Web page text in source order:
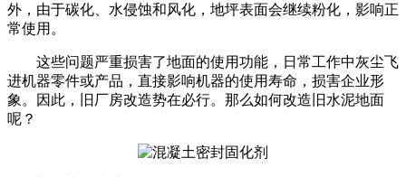
外，由于碳化、水侵蚀和风化，地坪表面会继续粉化，影响正
常使用。
这些问题严重损害了地面的使用功能，日常工作中灰尘飞
进机器零件或产品，直接影响机器的使用寿命，损害企业形
象。因此，旧厂房改造势在必行。那么如何改造旧水泥地面
呢？